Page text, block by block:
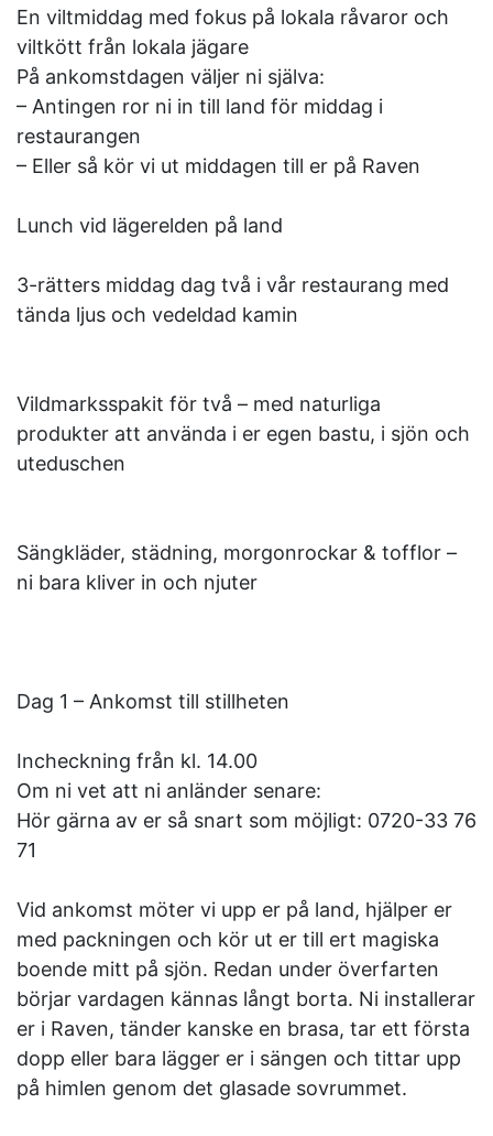
En viltmiddag med fokus på lokala råvaror och
viltkött från lokala jägare
På ankomstdagen väljer ni själva:
– Antingen ror ni in till land för middag i
restaurangen
– Eller så kör vi ut middagen till er på Raven
Lunch vid lägerelden på land
3-rätters middag dag två i vår restaurang med
tända ljus och vedeldad kamin
Vildmarksspakit för två – med naturliga
produkter att använda i er egen bastu, i sjön och
uteduschen
Sängkläder, städning, morgonrockar & tofflor –
ni bara kliver in och njuter
Dag 1 – Ankomst till stillheten
Incheckning från kl. 14.00
Om ni vet att ni anländer senare:
Hör gärna av er så snart som möjligt: 0720-33 76
71
Vid ankomst möter vi upp er på land, hjälper er
med packningen och kör ut er till ert magiska
boende mitt på sjön. Redan under överfarten
börjar vardagen kännas långt borta. Ni installerar
er i Raven, tänder kanske en brasa, tar ett första
dopp eller bara lägger er i sängen och tittar upp
på himlen genom det glasade sovrummet.